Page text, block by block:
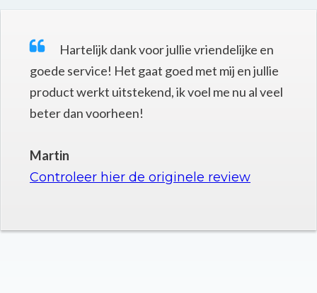
Hartelijk dank voor jullie vriendelijke en
goede service! Het gaat goed met mij en jullie
product werkt uitstekend, ik voel me nu al veel
beter dan voorheen!
Martin
Controleer hier de originele review